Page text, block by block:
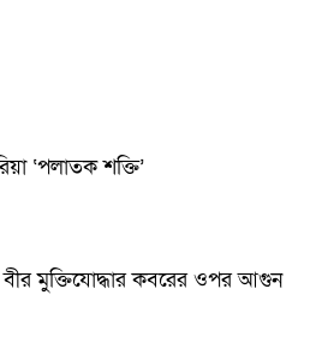
‘পলাতক শক্তি’
মুক্তিযোদ্ধার কবরের ওপর আগুন